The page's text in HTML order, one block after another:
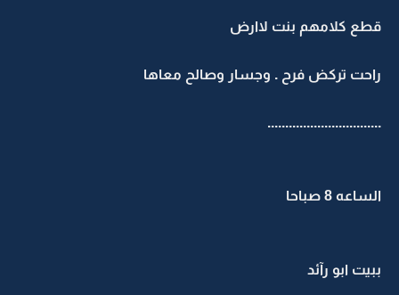
قطع كلامهم بنت لاارض
راحت تركض فرح . وجسار وصالح معاها
................................
الساعه 8 صباحا
ببيت ابو رآئد